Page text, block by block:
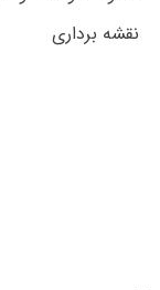
نقشه برداری